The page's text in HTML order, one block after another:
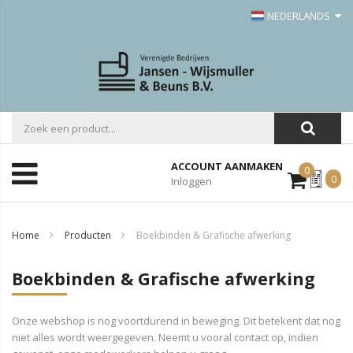
NEDERLANDS
ACCOUNT AANMAKEN
Inloggen
0Mijn
Offerte
0
Home Producten Boekbinden & Grafische afwerking
Boekbinden & Grafische afwerking
Onze webshop is nog voortdurend in beweging. Dit betekent dat nog
niet alles wordt weergegeven. Neemt u vooral contact op, indien